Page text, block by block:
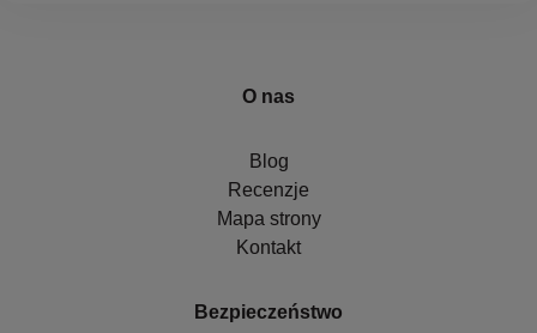
O nas
Blog
Recenzje
Mapa strony
Kontakt
Bezpieczeństwo